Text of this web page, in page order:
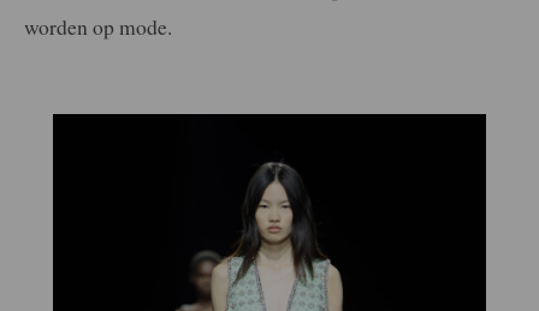
worden op mode.